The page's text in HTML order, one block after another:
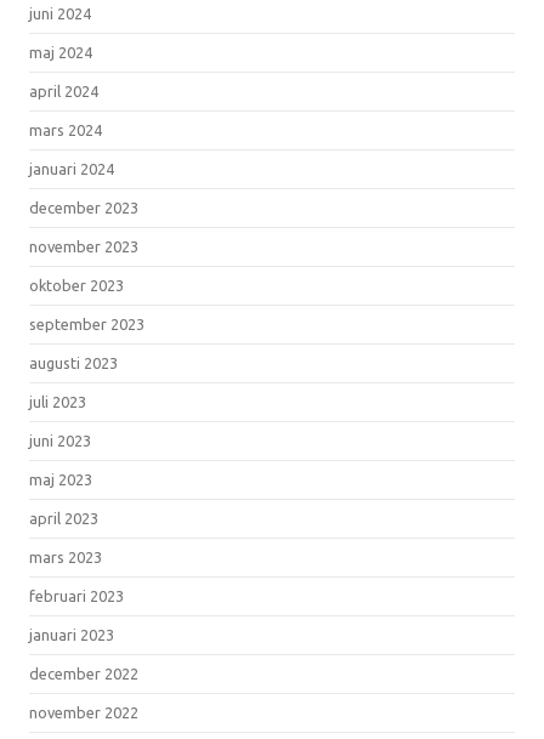
juni 2024
maj 2024
april 2024
mars 2024
januari 2024
december 2023
november 2023
oktober 2023
september 2023
augusti 2023
juli 2023
juni 2023
maj 2023
april 2023
mars 2023
februari 2023
januari 2023
december 2022
november 2022